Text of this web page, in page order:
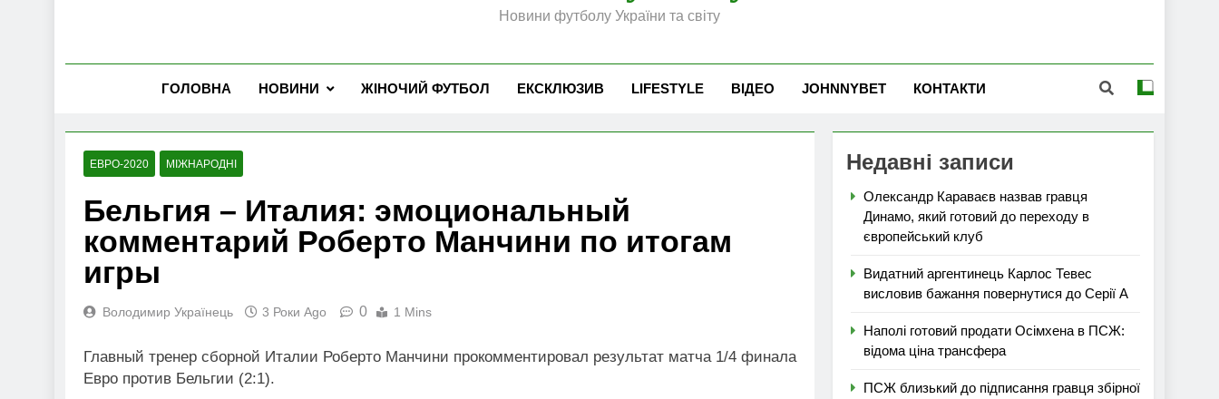
Новини футболу України та світу
ГОЛОВНА НОВИНИ ЖІНОЧИЙ ФУТБОЛ ЕКСКЛЮЗИВ LIFESTYLE ВІДЕО JOHNNYBET КОНТАКТИ
ЕВРО-2020 МІЖНАРОДНІ
Бельгия – Италия: эмоциональный
комментарий Роберто Манчини по итогам
игры
Володимир Українець 3 Роки Ago 0 1 Mins
Главный тренер сборной Италии Роберто Манчини прокомментировал результат матча 1/4 финала
Евро против Бельгии (2:1).
Недавні записи
Олександр Караваєв назвав гравця
Динамо, який готовий до переходу в
європейський клуб
Видатний аргентинець Карлос Тевес
висловив бажання повернутися до Серії А
Наполі готовий продати Осімхена в ПСЖ:
відома ціна трансфера
ПСЖ близький до підписання гравця збірної